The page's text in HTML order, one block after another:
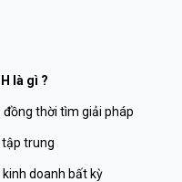
là gì ?
đồng thời tìm giải pháp
tập trung
kinh doanh bất kỳ